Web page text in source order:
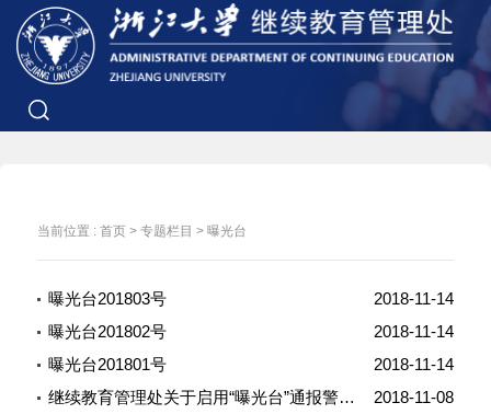
当前位置 : 首页 > 专题栏目 > 曝光台
曝光台201803号
2018-11-14
曝光台201802号
2018-11-14
曝光台201801号
2018-11-14
继续教育管理处关于启用“曝光台”通报警示机制的通知
2018-11-08